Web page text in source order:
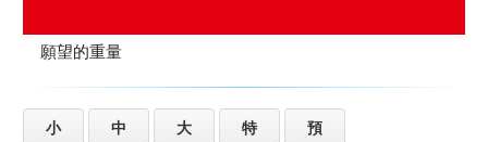
願望的重量
小 中 大 特 預